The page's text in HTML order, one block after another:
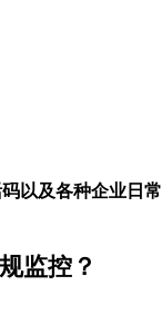
以及各种企业日常
监控？